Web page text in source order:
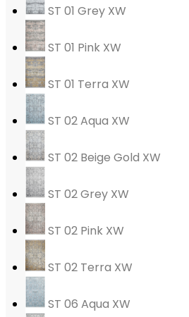
ST 01 Grey XW
ST 01 Pink XW
ST 01 Terra XW
ST 02 Aqua XW
ST 02 Beige Gold XW
ST 02 Grey XW
ST 02 Pink XW
ST 02 Terra XW
ST 06 Aqua XW